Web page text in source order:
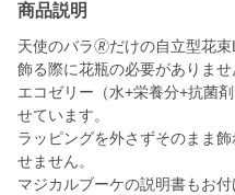
商品説明
天使のバラ🄬だけの自立型花束
飾る際に花瓶の必要がありませ
エコゼリー（水+栄養分+抗菌
せています。
ラッピングを外さずそのまま
せません。
マジカルブーケの説明書もお付